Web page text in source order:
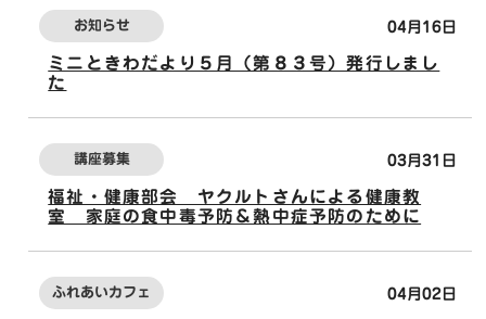
04月16日
お知らせ
ミニときわだより５月（第８３号）発行しまし
た
03月31日
講座募集
福祉・健康部会 ヤクルトさんによる健康教
室 家庭の食中毒予防＆熱中症予防のために
04月02日
ふれあいカフェ